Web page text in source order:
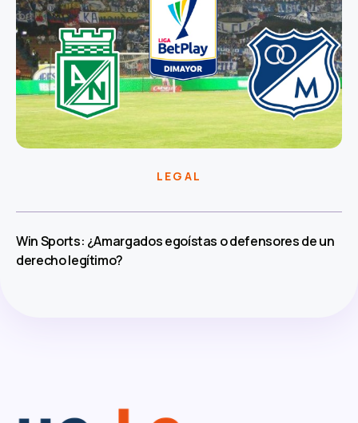
LEGAL
Win Sports: ¿Amargados egoístas o defensores de un
derecho legítimo?